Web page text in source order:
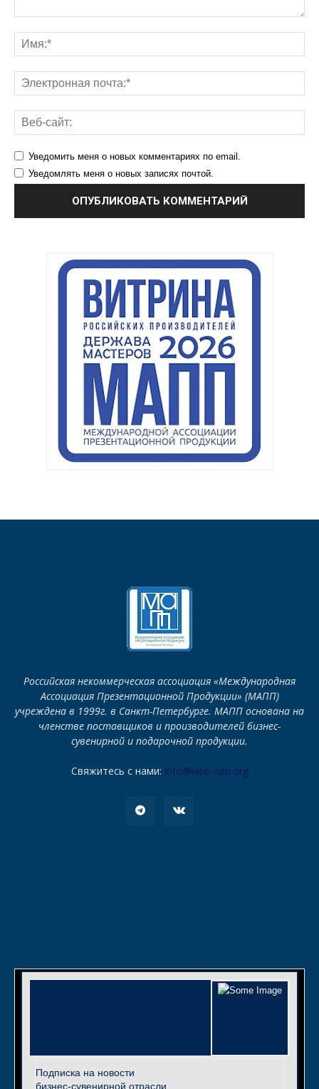
Уведомить меня о новых комментариях по email.
Уведомлять меня о новых записях почтой.
Российская некоммерческая ассоциация «Международная
Ассоциация Презентационной Продукции» (МАПП)
учреждена в 1999г. в Санкт-Петербурге. МАПП основана на
членстве поставщиков и производителей бизнес-
сувенирной и подарочной продукции.
Свяжитесь с нами: info@iapp-spb.org
Подписка на новости
бизнес-сувенирной отрасли